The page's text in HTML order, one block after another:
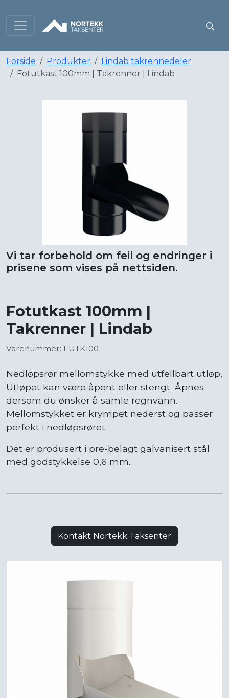
Forside Produkter
Lindab takrennedeler
Fotutkast 100mm | Takrenner | Lindab
Vi tar forbehold om feil og endringer i
prisene som vises på nettsiden.
Fotutkast 100mm |
Takrenner | Lindab
Varenummer: FUTK100
Nedløpsrør mellomstykke med utfellbart utløp,
Utløpet kan være åpent eller stengt. Åpnes
dersom du ønsker å samle regnvann.
Mellomstykket er krympet nederst og passer
perfekt i nedløpsrøret.
Det er produsert i pre-belagt galvanisert stål
med godstykkelse 0,6 mm.
Kontakt Nortekk Taksenter